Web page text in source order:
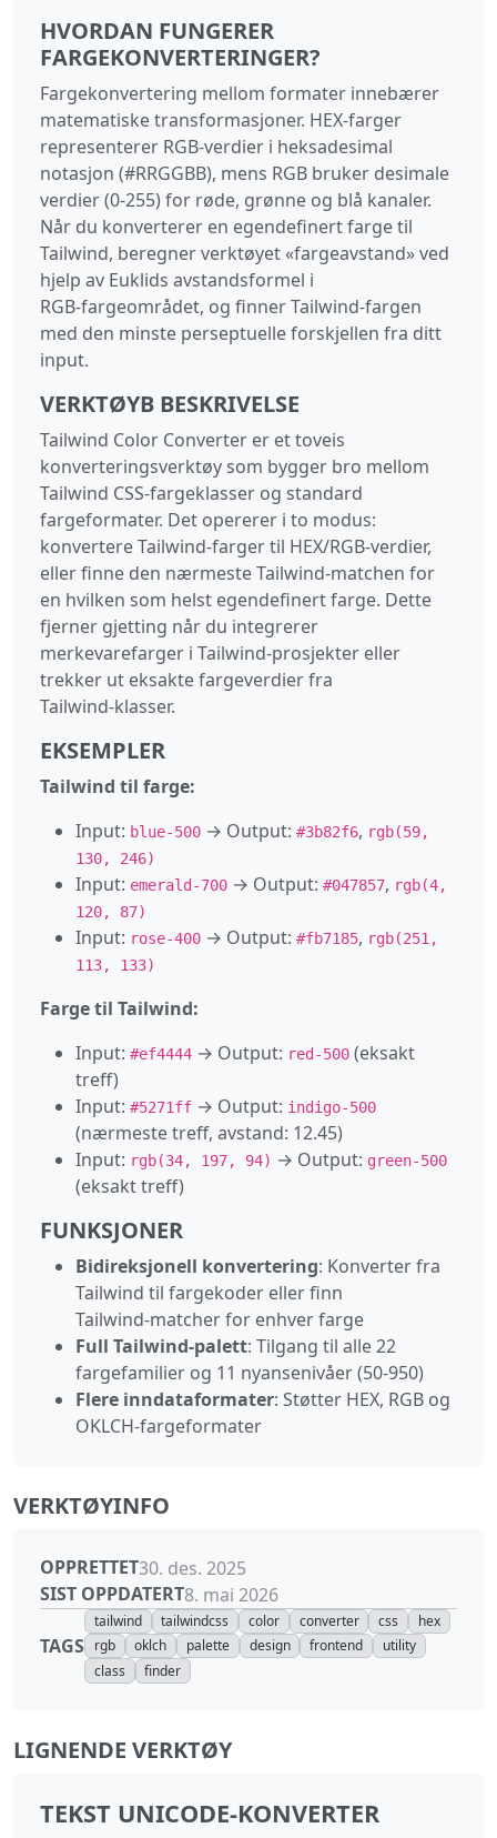
HVORDAN FUNGERER
FARGEKONVERTERINGER?
Fargekonvertering mellom formater innebærer
matematiske transformasjoner. HEX‑farger
representerer RGB‑verdier i heksadesimal
notasjon (#RRGGBB), mens RGB bruker desimale
verdier (0‑255) for røde, grønne og blå kanaler.
Når du konverterer en egendefinert farge til
Tailwind, beregner verktøyet «fargeavstand» ved
hjelp av Euklids avstandsformel i
RGB‑fargeområdet, og finner Tailwind‑fargen
med den minste perseptuelle forskjellen fra ditt
input.
VERKTØYB BESKRIVELSE
Tailwind Color Converter er et toveis
konverteringsverktøy som bygger bro mellom
Tailwind CSS‑fargeklasser og standard
fargeformater. Det opererer i to modus:
konvertere Tailwind‑farger til HEX/RGB‑verdier,
eller finne den nærmeste Tailwind‑matchen for
en hvilken som helst egendefinert farge. Dette
fjerner gjetting når du integrerer
merkevarefarger i Tailwind‑prosjekter eller
trekker ut eksakte fargeverdier fra
Tailwind‑klasser.
EKSEMPLER
Tailwind til farge:
Input: blue-500 → Output: #3b82f6, rgb(59,
130, 246)
Input: emerald-700 → Output: #047857, rgb(4,
120, 87)
Input: rose-400 → Output: #fb7185, rgb(251,
113, 133)
Farge til Tailwind:
Input: #ef4444 → Output: red-500 (eksakt
treff)
Input: #5271ff → Output: indigo-500
(nærmeste treff, avstand: 12.45)
Input: rgb(34, 197, 94) → Output: green-500
(eksakt treff)
FUNKSJONER
Bidireksjonell konvertering: Konverter fra
Tailwind til fargekoder eller finn
Tailwind‑matcher for enhver farge
Full Tailwind‑palett: Tilgang til alle 22
fargefamilier og 11 nyansenivåer (50‑950)
Flere inndataformater: Støtter HEX, RGB og
OKLCH‑fargeformater
VERKTØYINFO
OPPRETTET30. des. 2025
SIST OPPDATERT8. mai 2026
TAGS
tailwind tailwindcss color converter css
hex
rgb
oklch palette design frontend
utility
class
finder
LIGNENDE VERKTØY
TEKST UNICODE-KONVERTER